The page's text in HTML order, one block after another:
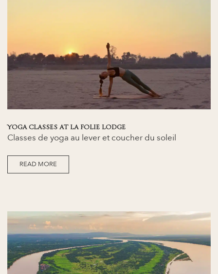
YOGA CLASSES AT LA FOLIE LODGE
Classes de yoga au lever et coucher du soleil
READ MORE